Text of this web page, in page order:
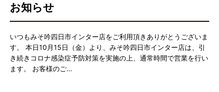
お知らせ
いつもみそ吟四日市インター店をご利用頂きありがとうございま
す。 本日10月15日（金）より、みそ吟四日市インター店は、引
き続きコロナ感染症予防対策を実施の上、通常時間で営業を行い
ます。 お客様のご…